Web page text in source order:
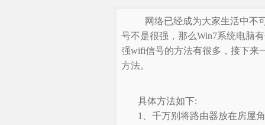
网络已经成为大家生活中不
号不是很强，那么Win7系统电脑
强wifi信号的方法有很多，接下来
方法。
具体方法如下:
1、千万别将路由器放在房屋